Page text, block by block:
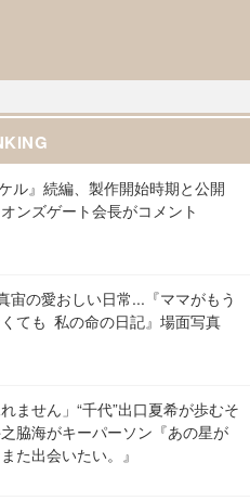
ル』続編、製作開始時期と公開
ンズゲート会長がコメント
宙の愛おしい日常...『ママがもう
ても 私の命の日記』場面写真
ません」“千代”出口夏希が歩むそ
脇海がキーパーソン『あの星が
た出会いたい。』